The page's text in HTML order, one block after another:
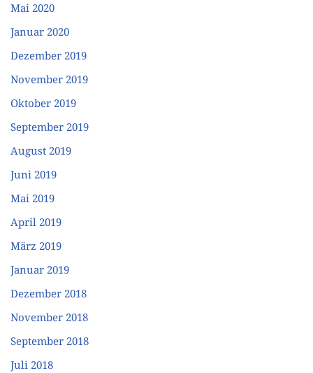
Mai 2020
Januar 2020
Dezember 2019
November 2019
Oktober 2019
September 2019
August 2019
Juni 2019
Mai 2019
April 2019
März 2019
Januar 2019
Dezember 2018
November 2018
September 2018
Juli 2018